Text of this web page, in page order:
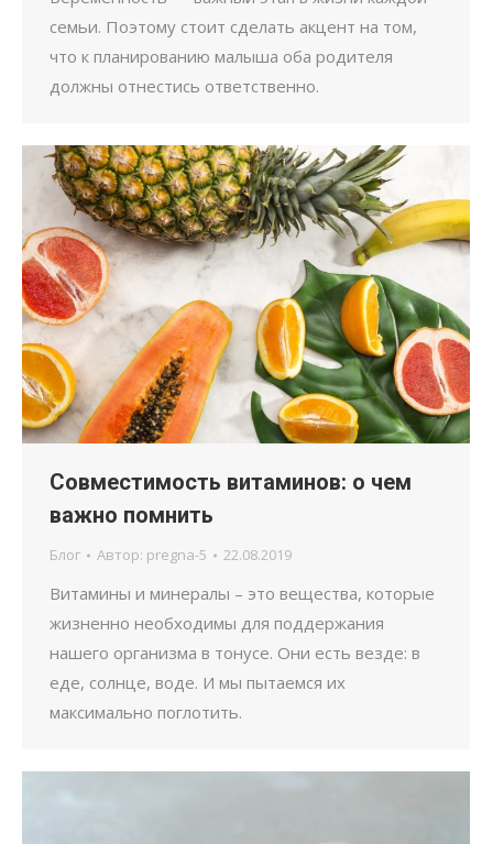
семьи. Поэтому стоит сделать акцент на том,
что к планированию малыша оба родителя
должны отнестись ответственно.
Совместимость витаминов: о чем
важно помнить
Блог Автор: pregna-5 22.08.2019
Витамины и минералы – это вещества, которые
жизненно необходимы для поддержания
нашего организма в тонусе. Они есть везде: в
еде, солнце, воде. И мы пытаемся их
максимально поглотить.